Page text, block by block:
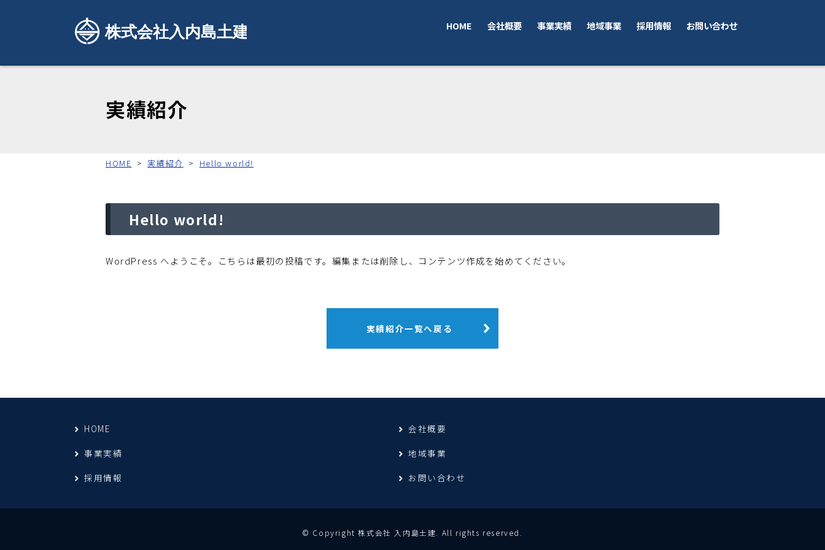
HOME 会社概要 事業実績 地域事業 採用情報 お問い合わせ
実績紹介
HOME 実績紹介 Hello world!
Hello world!
WordPress へようこそ。こちらは最初の投稿です。編集または削除し、コンテンツ作成を始めてください。
実績紹介一覧へ戻る
HOME
会社概要
事業実績
地域事業
採用情報
お問い合わせ
© Copyright 株式会社 入内島土建. All rights reserved.